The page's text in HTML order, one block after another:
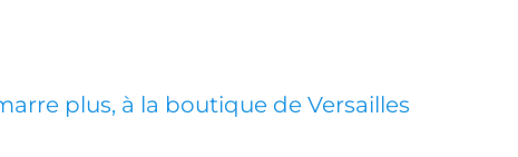
plus, à la boutique de Versailles